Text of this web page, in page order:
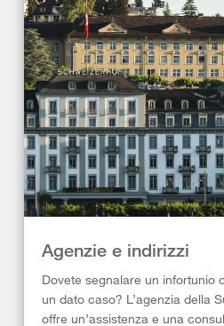
Agenzie e indirizzi
Dovete segnalare un infortunio
un dato caso? L’agenzia della
offre un’assistenza e una